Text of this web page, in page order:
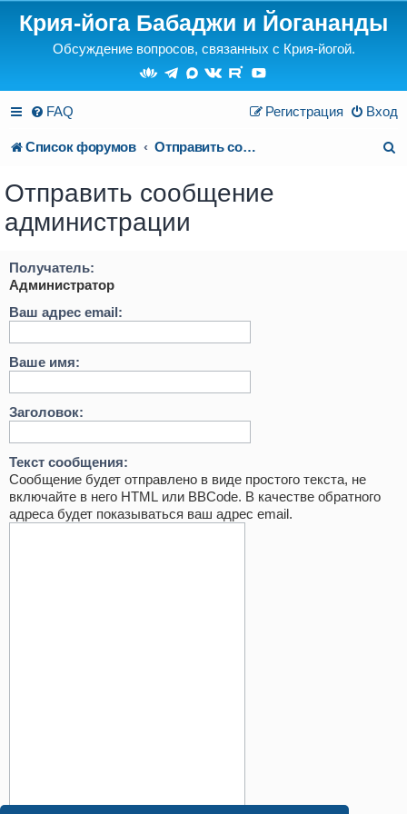
Крия-йога Бабаджи и Йогананды
Обсуждение вопросов, связанных с Крия-йогой.
FAQ Вход
Регистрация
Список форумов Отправить сообщение администрации
Отправить сообщение
администрации
Получатель:
Администратор
Ваш адрес email:
Ваше имя:
Заголовок:
Текст сообщения:
Сообщение будет отправлено в виде простого текста, не
включайте в него HTML или BBCode. В качестве обратного
адреса будет показываться ваш адрес email.